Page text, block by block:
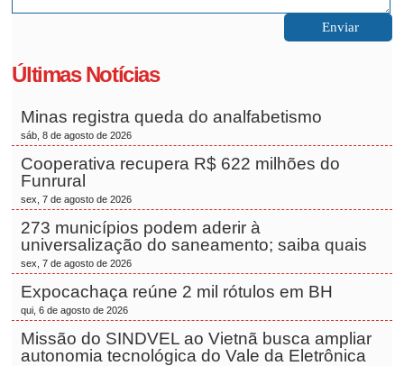
Últimas Notícias
Minas registra queda do analfabetismo
sáb, 8 de agosto de 2026
Cooperativa recupera R$ 622 milhões do
Funrural
sex, 7 de agosto de 2026
273 municípios podem aderir à
universalização do saneamento; saiba quais
sex, 7 de agosto de 2026
Expocachaça reúne 2 mil rótulos em BH
qui, 6 de agosto de 2026
Missão do SINDVEL ao Vietnã busca ampliar
autonomia tecnológica do Vale da Eletrônica